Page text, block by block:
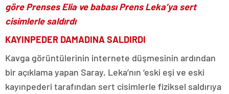
göre Prenses Elia ve babası Prens Leka’ya sert
cisimlerle saldırdı
KAYINPEDER DAMADINA SALDIRDI
Kavga görüntülerinin internete düşmesinin ardından
bir açıklama yapan Saray, Leka’nın ‘eski eşi ve eski
kayınpederi tarafından sert cisimlerle fiziksel saldırıya